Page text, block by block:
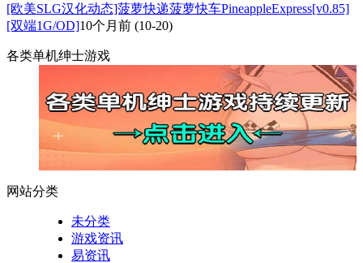
[欧美SLG汉化动态]菠萝快递菠萝快车PineappleExpress[v0.85]
[双端1G/OD]10个月前 (10-20)
各类单机绅士游戏
网站分类
未分类
游戏资讯
易资讯